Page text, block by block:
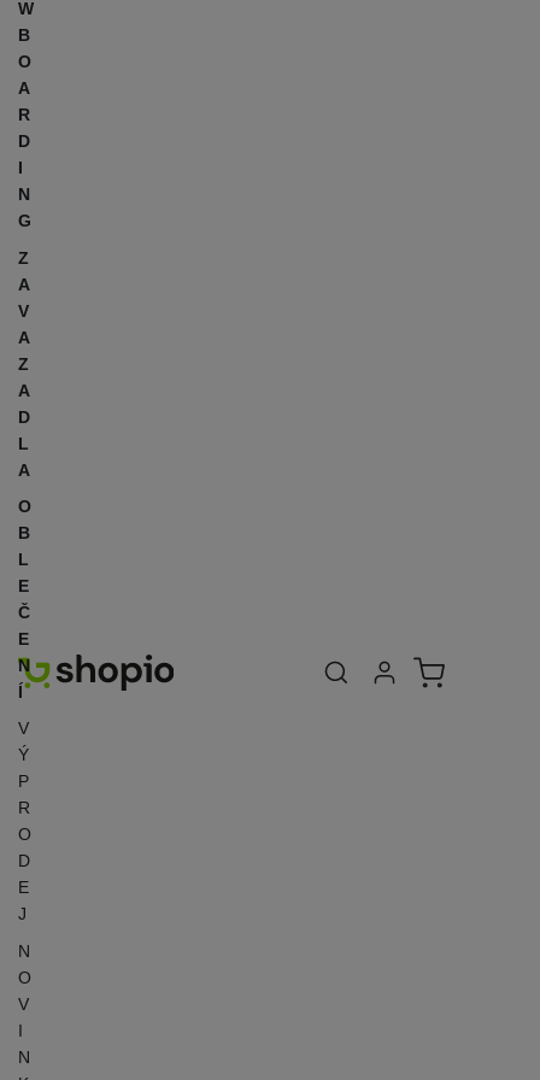
Uživatelská
Přihlásit se
Košík
W
B
O
A
R
D
I
N
G
Z
A
V
A
Z
A
D
L
A
O
B
L
E
Č
E
N
Í
V
Ý
P
R
O
D
E
J
N
O
V
I
N